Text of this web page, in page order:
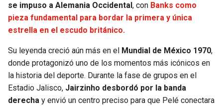
SAINTS
BUCCANEERS
se impuso a Alemania Occidental , con Banks como
pieza fundamental para bordar la primera y única
estrella en el escudo británico.
Su leyenda creció aún más en el Mundial de México 1970,
donde protagonizó uno de los momentos más icónicos en
la historia del deporte. Durante la fase de grupos en el
Estadio Jalisco, Jairzinho desbordó por la banda
derecha y envió un centro preciso para que Pelé conectara